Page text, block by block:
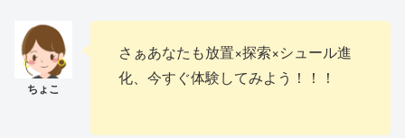
さぁあなたも放置×探索×シュール進
化、今すぐ体験してみよう！！！